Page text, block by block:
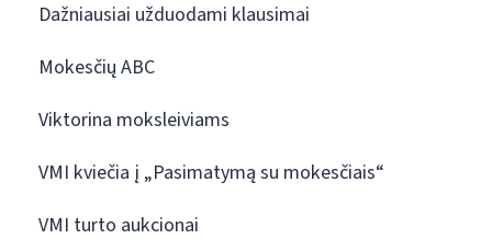
Dažniausiai užduodami klausimai
Mokesčių ABC
Viktorina moksleiviams
VMI kviečia į „Pasimatymą su mokesčiais“
VMI turto aukcionai